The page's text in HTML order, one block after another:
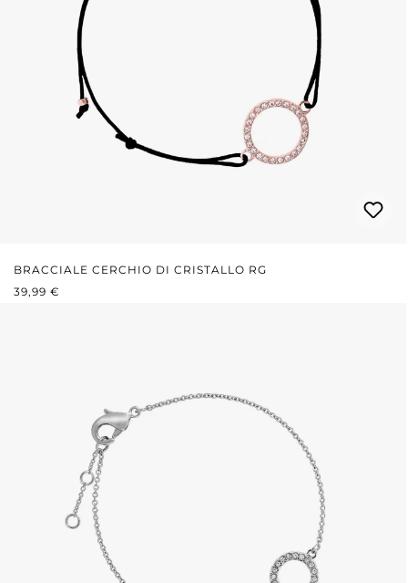
BRACCIALE CERCHIO DI CRISTALLO RG
PREZZO NORMALE:
39,99 €